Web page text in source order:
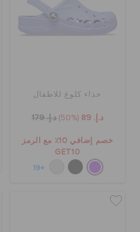
حذاء كلوغ للاطفال
د.إ. 89 (50%) د.إ. 179
خصم إضافي 10٪ مع الرمز
GET10
+19